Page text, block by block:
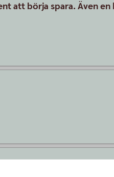
att börja spara. Även